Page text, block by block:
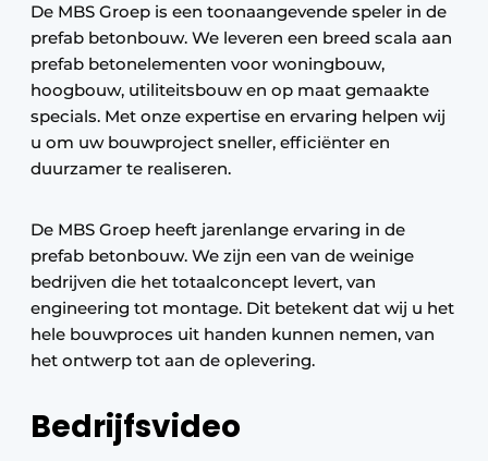
De MBS Groep is een toonaangevende speler in de
prefab betonbouw. We leveren een breed scala aan
prefab betonelementen voor woningbouw,
hoogbouw, utiliteitsbouw en op maat gemaakte
specials. Met onze expertise en ervaring helpen wij
u om uw bouwproject sneller, efficiënter en
duurzamer te realiseren.
De MBS Groep heeft jarenlange ervaring in de
prefab betonbouw. We zijn een van de weinige
bedrijven die het totaalconcept levert, van
engineering tot montage. Dit betekent dat wij u het
hele bouwproces uit handen kunnen nemen, van
het ontwerp tot aan de oplevering.
Bedrijfsvideo